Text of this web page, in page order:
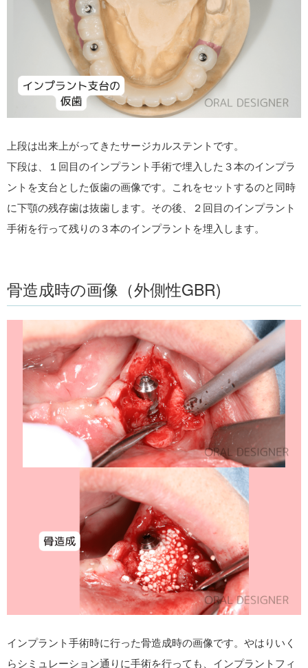
上段は出来上がってきたサージカルステントです。
下段は、１回目のインプラント手術で埋入した３本のインプラ
ントを支台とした仮歯の画像です。これをセットするのと同時
に下顎の残存歯は抜歯します。その後、２回目のインプラント
手術を行って残りの３本のインプラントを埋入します。
骨造成時の画像（外側性GBR)
インプラント手術時に行った骨造成時の画像です。やはりいく
らシミュレーション通りに手術を行っても、インプラントフィ